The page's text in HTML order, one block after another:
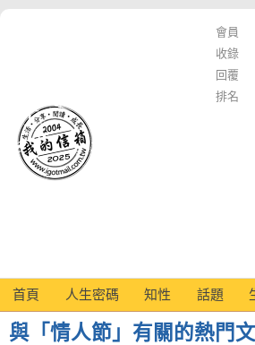
會員
收錄
回覆
排名
首頁 人生密碼 知性 話題
與「情人節」有關的熱門